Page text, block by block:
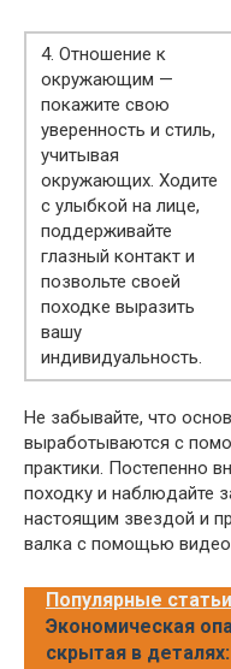
4. Отношение к
окружающим —
покажите свою
уверенность и стиль,
учитывая
окружающих. Ходите
с улыбкой на лице,
поддерживайте
глазный контакт и
позвольте своей
походке выразить
вашу
индивидуальность.
Не забывайте, что
выработываются с
практики. Постепенно
походку и наблюдайте
настоящим звездой и
валка с помощью видео
Популярные статьи
Экономическая
скрытая в